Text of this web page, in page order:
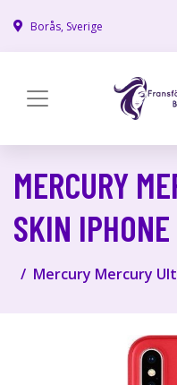
Borås, Sverige
MERCURY
SKIN
Mercury Mercury